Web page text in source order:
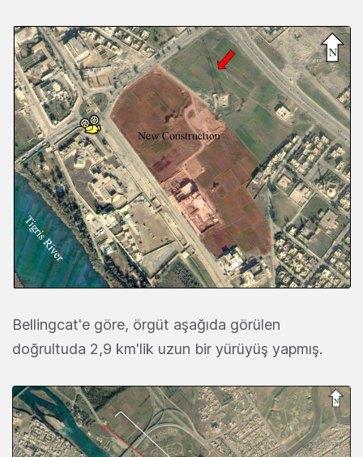
Bellingcat'e göre, örgüt aşağıda görülen
doğrultuda 2,9 km'lik uzun bir yürüyüş yapmış.